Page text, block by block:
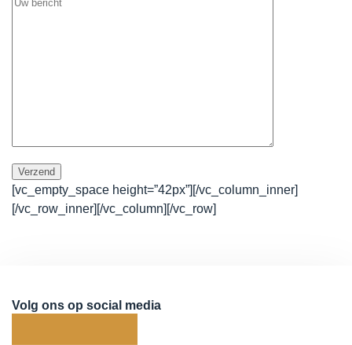
[vc_empty_space height=”42px”][/vc_column_inner]
[/vc_row_inner][/vc_column][/vc_row]
Volg ons op social media